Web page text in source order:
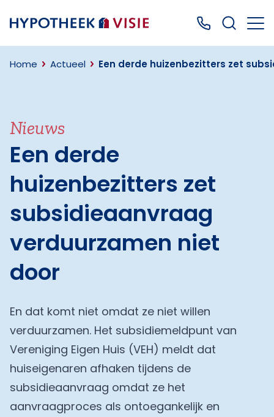
Terug naar home Bel ons: 0499
Home Actueel Een derde huizenbezitters zet
Nieuws
Een derde
huizenbezitters zet
subsidieaanvraag
verduurzamen niet
door
En dat komt niet omdat ze niet willen
verduurzamen. Het subsidiemeldpunt van
Vereniging Eigen Huis (VEH) meldt dat
huiseigenaren afhaken tijdens de
subsidieaanvraag omdat ze het
aanvraagproces als ontoegankelijk en